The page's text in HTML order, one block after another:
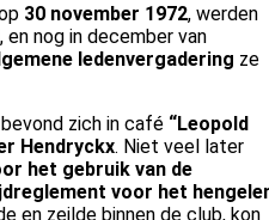
30 november 1972, werden
nog in december van
ledenvergadering ze
zich in café “Leopold
Hendryckx. Niet veel later
het gebruik van de
voor het
en zeilde binnen de club, kon